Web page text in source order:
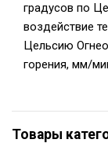
градусов по
воздействие
Цельсию
горения, мм/
Товары